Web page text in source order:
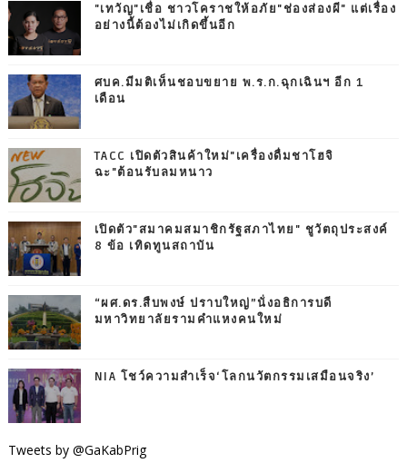
"เทวัญ"เชื่อ ชาวโคราชให้อภัย"ช่องส่องผี" แต่เรื่อง
อย่างนี้ต้องไม่เกิดขึ้นอีก
ศบค.มีมติเห็นชอบขยาย พ.ร.ก.ฉุกเฉินฯ อีก 1
เดือน
TACC เปิดตัวสินค้าใหม่"เครื่องดื่มชาโฮจิ
ฉะ"ต้อนรับลมหนาว
เปิดตัว"สมาคมสมาชิกรัฐสภาไทย" ชูวัตถุประสงค์
8 ข้อ เทิดทูนสถาบัน
“ผศ.ดร.สืบพงษ์ ปราบใหญ่”นั่งอธิการบดี
มหาวิทยาลัยรามคำแหงคนใหม่
NIA โชว์ความสำเร็จ‘โลกนวัตกรรมเสมือนจริง’
Tweets by @GaKabPrig